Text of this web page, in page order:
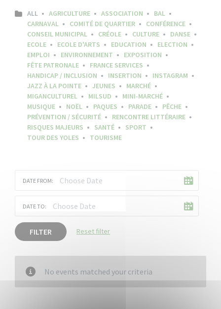
ALL AGRICULTURE ASSOCIATION
BAL
CARNAVAL
COMITÉ DE QUARTIER
CONFÉRENCE
CONSEIL MUNICIPAL
CRÉOLE CULTURE
DANSE
ECOLE
ECOLE D'ARTS EDUCATION
ELECTION
EMPLOI
ENVIRONNEMENT
EXPOSITION
FÊTE PATRONALE
FRANCE SERVICES
HANDICAP / INCLUSION
INSERTION
INSTAGRAM
JAZZ À LA POINTE
JEUNES
MARCHÉ
MIGANCULTUREL
MILSUD
MINI-MARCHÉ
MUSIQUE
NOËL PAQUES PARADE
PÊCHE
PRÉVENTION / SÉCURITÉ
RENCONTRE LITTÉRAIRE
RISQUES MAJEURS
SANTÉ
SPORT
TOUR DES YOLES
TOURISME
DATE FROM:
DATE TO:
FILTER Reset filter
No events matched your criteria